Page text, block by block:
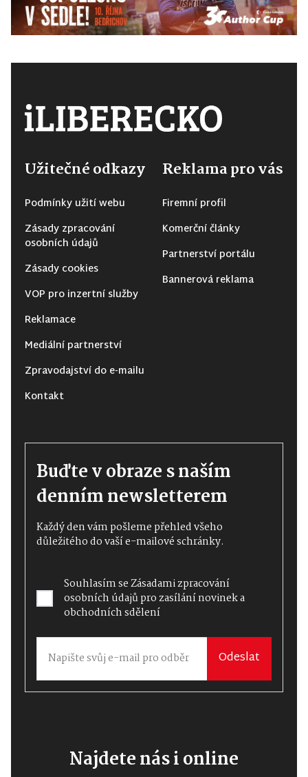
Užitečné odkazy
Podmínky užití webu
Zásady zpracování
osobních údajů
Zásady cookies
VOP pro inzertní služby
Reklamace
Mediální partnerství
Zpravodajství do e-mailu
Kontakt
Reklama pro vás
Firemní profil
Komerční články
Partnerství portálu
Bannerová reklama
Buďte v obraze s naším
denním newsletterem
Každý den vám pošleme přehled všeho
důležitého do vaší e-mailové schránky.
Souhlasím seZásadami zpracování
osobních údajůpro zasílání novinek a
obchodních sdělení
Odeslat
Najdete nás i online